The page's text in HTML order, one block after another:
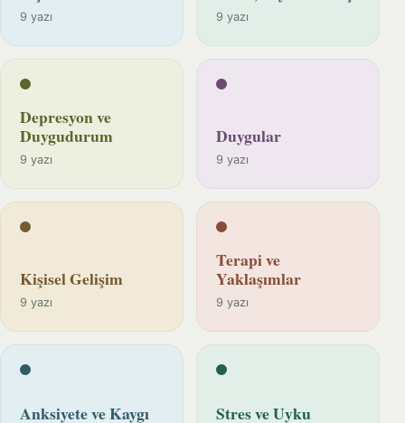
9 yazı 9 yazı
Depresyon ve
Duygudurum
9 yazı
Duygular
9 yazı
Kişisel Gelişim
9 yazı
Terapi ve
Yaklaşımlar
9 yazı
Anksiyete ve Kaygı Stres ve Uyku